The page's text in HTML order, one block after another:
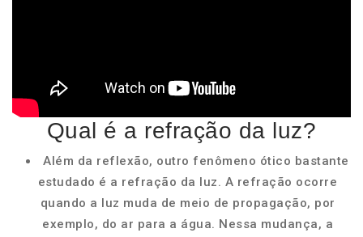
Qual é a refração da luz?
Além da reflexão, outro fenômeno ótico bastante
estudado é a refração da luz. A refração ocorre
quando a luz muda de meio de propagação, por
exemplo, do ar para a água. Nessa mudança, a